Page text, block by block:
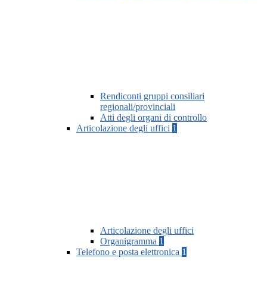
Rendiconti gruppi consiliari
regionali/provinciali
Atti degli organi di controllo
Articolazione degli uffici 1
Articolazione degli uffici
Organigramma 1
Telefono e posta elettronica 1